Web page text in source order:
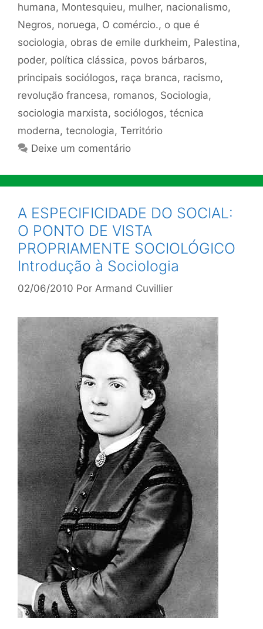
humana, Montesquieu, mulher, nacionalismo,
Negros, noruega, O comércio., o que é
sociologia, obras de emile durkheim, Palestina,
poder, política clássica, povos bárbaros,
principais sociólogos, raça branca, racismo,
revolução francesa, romanos, Sociologia,
sociologia marxista, sociólogos, técnica
moderna, tecnologia, Território
Deixe um comentário
A ESPECIFICIDADE DO SOCIAL:
O PONTO DE VISTA
PROPRIAMENTE SOCIOLÓGICO
Introdução à Sociologia
02/06/2010 Por Armand Cuvillier